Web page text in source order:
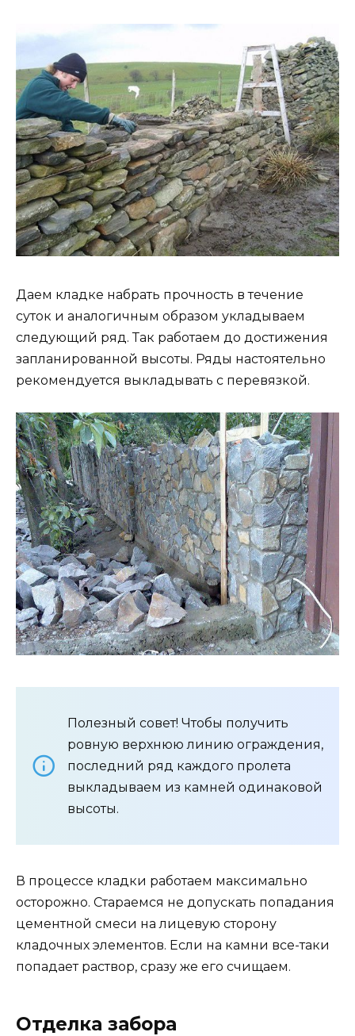
Даем кладке набрать прочность в течение
суток и аналогичным образом укладываем
следующий ряд. Так работаем до достижения
запланированной высоты. Ряды настоятельно
рекомендуется выкладывать с перевязкой.
Полезный совет! Чтобы получить
ровную верхнюю линию ограждения,
последний ряд каждого пролета
выкладываем из камней одинаковой
высоты.
В процессе кладки работаем максимально
осторожно. Стараемся не допускать попадания
цементной смеси на лицевую сторону
кладочных элементов. Если на камни все-таки
попадает раствор, сразу же его счищаем.
Отделка забора